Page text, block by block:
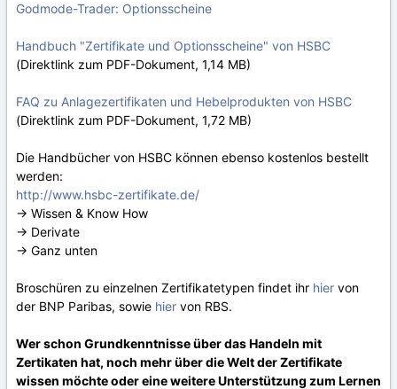
Godmode-Trader: Optionsscheine
Handbuch "Zertifikate und Optionsscheine" von HSBC
(Direktlink zum PDF-Dokument, 1,14 MB)
FAQ zu Anlagezertifikaten und Hebelprodukten von HSBC
(Direktlink zum PDF-Dokument, 1,72 MB)
Die Handbücher von HSBC können ebenso kostenlos bestellt
werden:
http://www.hsbc-zertifikate.de/
-> Wissen & Know How
-> Derivate
-> Ganz unten
Broschüren zu einzelnen Zertifikatetypen findet ihr hier von
der BNP Paribas, sowie hier von RBS.
Wer schon Grundkenntnisse über das Handeln mit
Zertikaten hat, noch mehr über die Welt der Zertifikate
wissen möchte oder eine weitere Unterstützung zum Lernen